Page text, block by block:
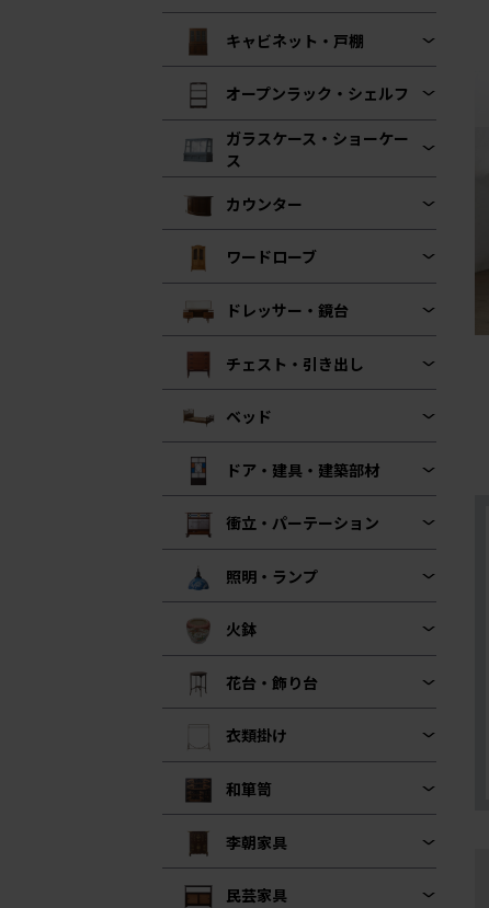
キャビネット・戸棚
オープンラック・シェルフ
ガラスケース・ショーケー
ス
カウンター
ワードローブ
ドレッサー・鏡台
チェスト・引き出し
ベッド
ドア・建具・建築部材
衝立・パーテーション
照明・ランプ
火鉢
花台・飾り台
衣類掛け
和箪笥
李朝家具
民芸家具